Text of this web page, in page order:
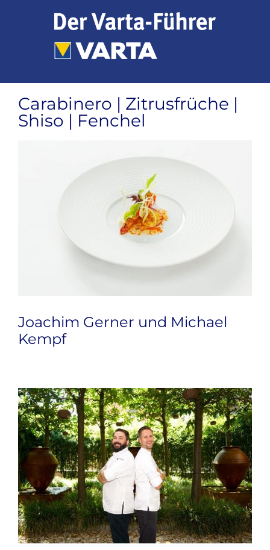
Carabinero | Zitrusfrüche |
Shiso | Fenchel
Joachim Gerner und Michael
Kempf